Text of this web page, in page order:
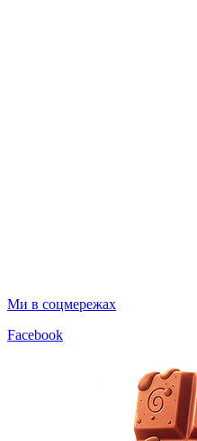
Ми в соцмережах
Facebook